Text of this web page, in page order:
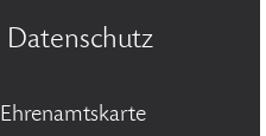
Datenschutz
Ehrenamtskarte